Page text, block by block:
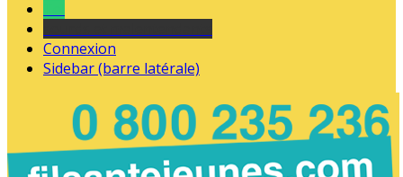
Connexion
Sidebar (barre latérale)